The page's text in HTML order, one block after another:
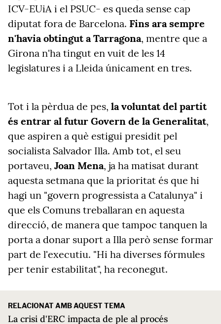
ICV-EUiA i el PSUC- es queda sense cap
diputat fora de Barcelona. Fins ara sempre
n'havia obtingut a Tarragona, mentre que a
Girona n'ha tingut en vuit de les 14
legislatures i a Lleida únicament en tres.
Tot i la pèrdua de pes, la voluntat del partit
és entrar al futur Govern de la Generalitat,
que aspiren a què estigui presidit pel
socialista Salvador Illa. Amb tot, el seu
portaveu, Joan Mena, ja ha matisat durant
aquesta setmana que la prioritat és que hi
hagi un "govern progressista a Catalunya" i
que els Comuns treballaran en aquesta
direcció, de manera que tampoc tanquen la
porta a donar suport a Illa però sense formar
part de l'executiu. "Hi ha diverses fórmules
per tenir estabilitat", ha reconegut.
RELACIONAT AMB AQUEST TEMA
La crisi d'ERC impacta de ple al procés